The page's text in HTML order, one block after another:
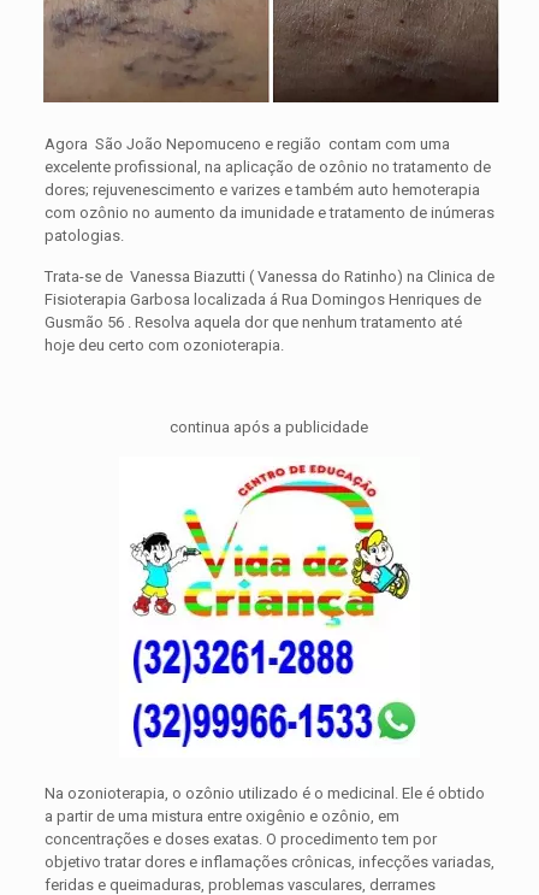
Agora São João Nepomuceno e região contam com uma
excelente profissional, na aplicação de ozônio no tratamento de
dores; rejuvenescimento e varizes e também auto hemoterapia
com ozônio no aumento da imunidade e tratamento de inúmeras
patologias.
Trata-se de Vanessa Biazutti ( Vanessa do Ratinho) na Clinica de
Fisioterapia Garbosa localizada á Rua Domingos Henriques de
Gusmão 56 . Resolva aquela dor que nenhum tratamento até
hoje deu certo com ozonioterapia.
continua após a publicidade
Na ozonioterapia, o ozônio utilizado é o medicinal. Ele é obtido
a partir de uma mistura entre oxigênio e ozônio, em
concentrações e doses exatas. O procedimento tem por
objetivo tratar dores e inflamações crônicas, infecções variadas,
feridas e queimaduras, problemas vasculares, derrames